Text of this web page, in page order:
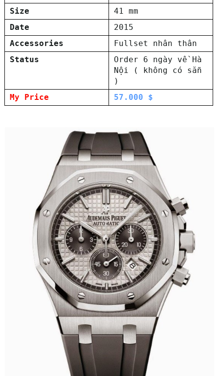
Size
41 mm
Date
2015
Accessories
Fullset nhân thân
Status
Order 6 ngày về Hà
Nội ( không có sẵn
)
My Price
57.000 $